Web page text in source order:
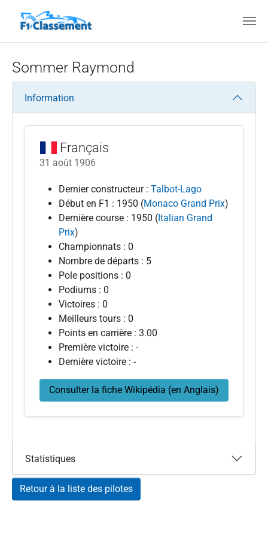
Sommer Raymond
Information
Français
31 août 1906
Dernier constructeur : Talbot-Lago
Début en F1 : 1950 (Monaco Grand Prix)
Dernière course : 1950 (Italian Grand
Prix)
Championnats : 0
Nombre de départs : 5
Pole positions : 0
Podiums : 0
Victoires : 0
Meilleurs tours : 0
Points en carrière : 3.00
Première victoire : -
Dernière victoire : -
Consulter la fiche Wikipédia (en Anglais)
Statistiques
Retour à la liste des pilotes